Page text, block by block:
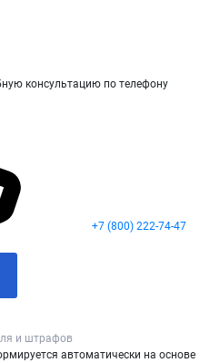
консультацию по телефону
+7 (800) 222-74-47
и штрафов
автоматически на основе